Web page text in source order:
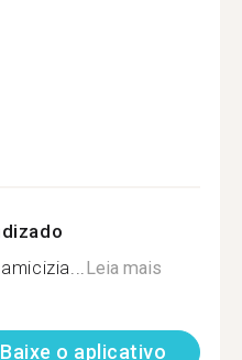
Leia mais
Baixe o aplicativo